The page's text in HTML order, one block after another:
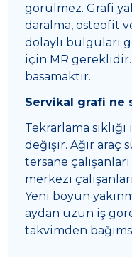
görülmez. Grafi
daralma, osteofit
dolaylı bulguları
için MR gereklidir.
basamaktır.
Servikal grafi ne
Tekrarlama
değişir. Ağır araç
tersane
merkezi
Yeni boyun
aydan uzun iş
takvimden